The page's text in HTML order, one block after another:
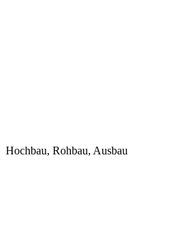
Hochbau, Rohbau, Ausbau